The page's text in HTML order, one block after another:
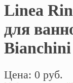
Linea
для
Цена: 0 руб.